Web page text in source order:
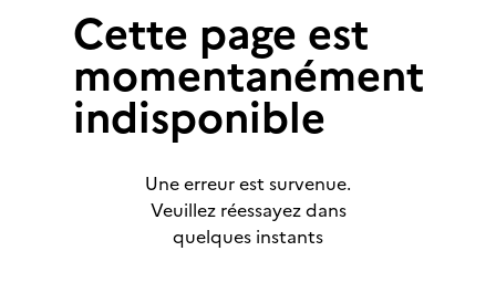
Cette page est
momentanément
indisponible
Une erreur est survenue.
Veuillez réessayez dans
quelques instants